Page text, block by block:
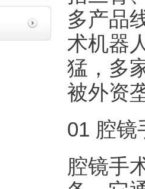
多产品
术机器
猛，多
被外资
01 腔镜
腔镜手